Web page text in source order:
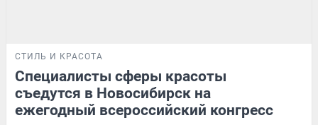
СТИЛЬ И КРАСОТА
Специалисты сферы красоты
съедутся в Новосибирск на
ежегодный всероссийский конгресс